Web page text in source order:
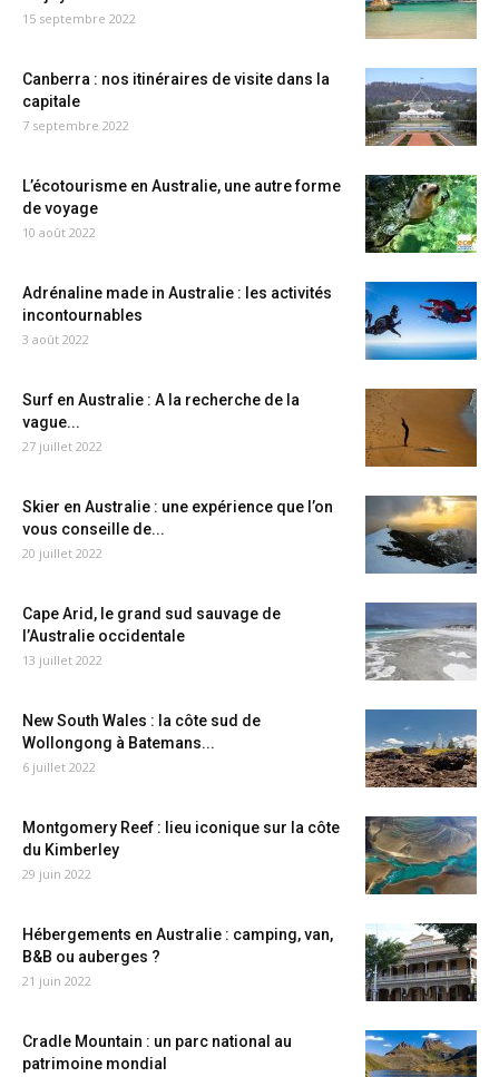
15 septembre 2022
Canberra : nos itinéraires de visite dans la
capitale
7 septembre 2022
L’écotourisme en Australie, une autre forme
de voyage
10 août 2022
Adrénaline made in Australie : les activités
incontournables
3 août 2022
Surf en Australie : A la recherche de la
vague...
27 juillet 2022
Skier en Australie : une expérience que l’on
vous conseille de...
20 juillet 2022
Cape Arid, le grand sud sauvage de
l’Australie occidentale
13 juillet 2022
New South Wales : la côte sud de
Wollongong à Batemans...
6 juillet 2022
Montgomery Reef : lieu iconique sur la côte
du Kimberley
29 juin 2022
Hébergements en Australie : camping, van,
B&B ou auberges ?
21 juin 2022
Cradle Mountain : un parc national au
patrimoine mondial